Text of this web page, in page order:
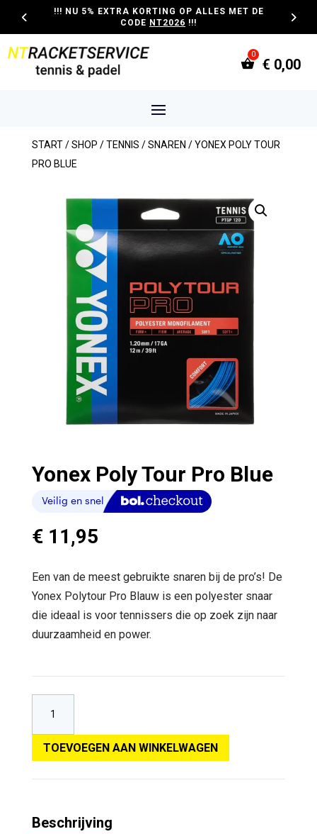
!!! NU 5% EXTRA KORTING OP ALLES MET DE
CODE NT2026 !!!
€ 0,00
START/SHOP /TENNIS /SNAREN / YONEX POLY TOUR
PRO BLUE
Yonex Poly Tour Pro Blue
€11,95
Een van de meest gebruikte snaren bij de pro’s! De
Yonex Polytour Pro Blauw is een polyester snaar
die ideaal is voor tennissers die op zoek zijn naar
duurzaamheid en power.
TOEVOEGEN AAN WINKELWAGEN
Beschrijving